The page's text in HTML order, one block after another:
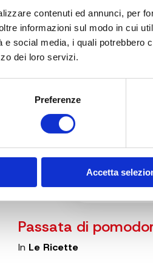
contenuti ed annunci, per
informazioni sul modo in cui
e social media, i quali potrebbero
dei loro servizi.
Preferenze
Accetta
15 Aug
Passata di
In Le Ricette